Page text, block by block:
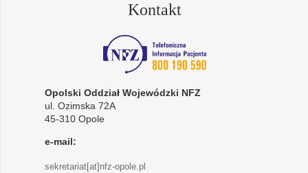
Kontakt
Opolski Oddział Wojewódzki NFZ
ul. Ozimska 72A
45-310 Opole
e-mail:
sekretariat[at]nfz-opole.pl